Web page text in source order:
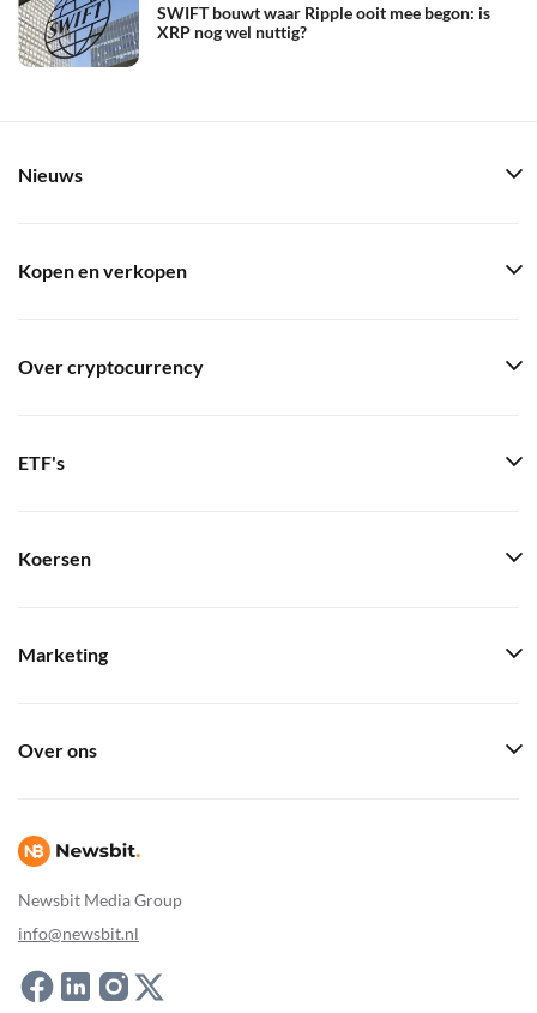
SWIFT bouwt waar Ripple ooit mee begon: is
XRP nog wel nuttig?
Newsbit Media Group
info@newsbit.nl
Nieuws
Kopen en verkopen
Over cryptocurrency
ETF's
Koersen
Marketing
Over ons